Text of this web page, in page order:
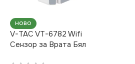
НОВО
V-TAC VT-6782 Wifi
Сензор за Врата Бял